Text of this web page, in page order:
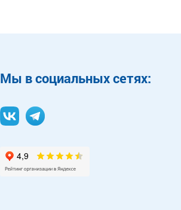
Mы в социальных сетях: